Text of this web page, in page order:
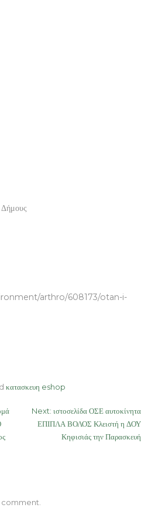
Δήμους
arthro/608173/otan-i-
κατασκευη eshop
Next: ιστοσελίδα ΟΣΕ αυτοκίνητα
ΕΠΙΠΛΑ ΒΟΛΟΣ Κλειστή η ΔΟΥ
Κηφισιάς την Παρασκευή